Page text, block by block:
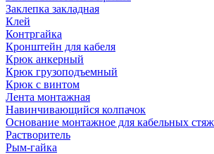
Заклепка закладная
Клей
Контргайка
Кронштейн для кабеля
Крюк анкерный
Крюк грузоподъемный
Крюк с винтом
Лента монтажная
Навинчивающийся колпачок
Основание монтажное для кабельных
Растворитель
Рым-гайка